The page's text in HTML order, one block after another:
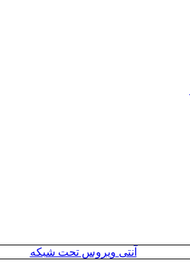
آنتی ویروس تحت شبکه